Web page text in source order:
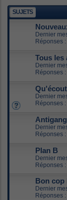
SUJETS
Dernier
Réponses :
Tous les
Dernier
Réponses :
Dernier
Réponses :
Dernier
Réponses :
Plan B
Dernier
Réponses :
Bon cop
Dernier
Réponses :